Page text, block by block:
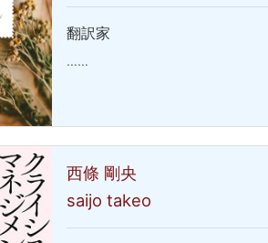
翻訳家
……
西條 剛央
saijo takeo